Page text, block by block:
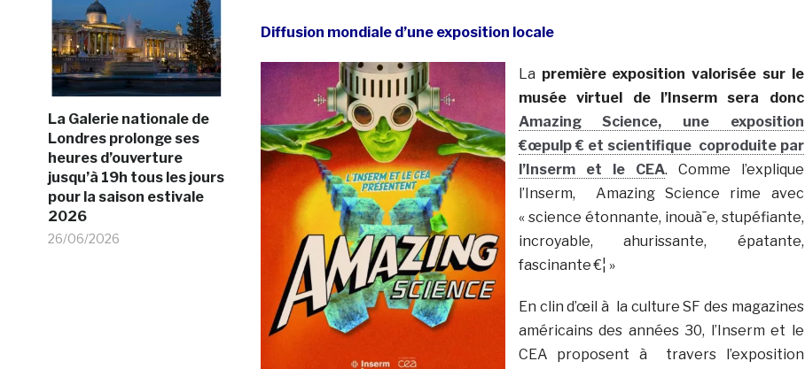
La Galerie nationale de
Londres prolonge ses
heures d’ouverture
jusqu’à 19h tous les jours
pour la saison estivale
2026
26/06/2026
Diffusion mondiale d’une exposition locale
La première exposition valorisée sur le
musée virtuel de l’Inserm sera donc
Amazing Science, une exposition
€œpulp € et scientifique coproduite par
l’Inserm et le CEA. Comme l’explique
l’Inserm, Amazing Science rime avec
« science étonnante, inouà¯e, stupéfiante,
incroyable, ahurissante, épatante,
fascinante €¦ »
En clin d’œil à la culture SF des magazines
américains des années 30, l’Inserm et le
CEA proposent à travers l’exposition